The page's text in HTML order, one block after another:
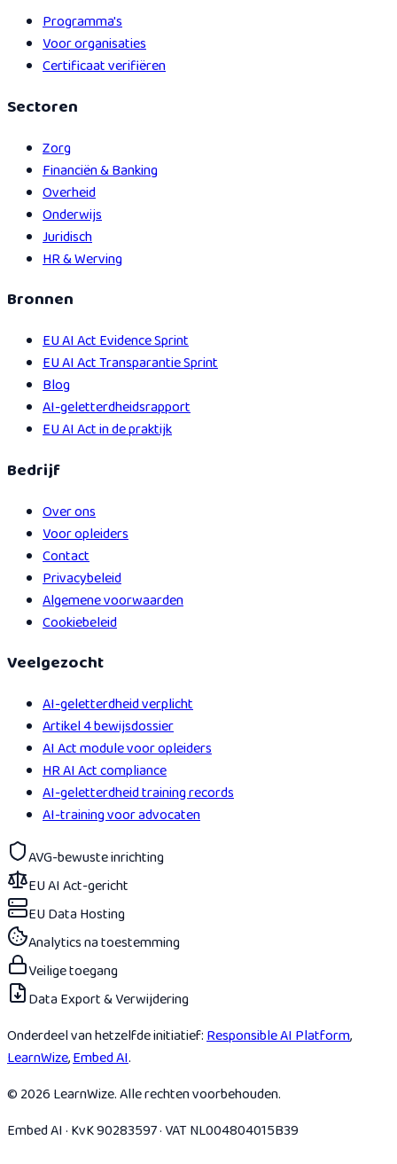
Programma's
Voor organisaties
Certificaat verifiëren
Sectoren
Zorg
Financiën & Banking
Overheid
Onderwijs
Juridisch
HR & Werving
Bronnen
EU AI Act Evidence Sprint
EU AI Act Transparantie Sprint
Blog
AI-geletterdheidsrapport
EU AI Act in de praktijk
Bedrijf
Over ons
Voor opleiders
Contact
Privacybeleid
Algemene voorwaarden
Cookiebeleid
Veelgezocht
AI-geletterdheid verplicht
Artikel 4 bewijsdossier
AI Act module voor opleiders
HR AI Act compliance
AI-geletterdheid training records
AI-training voor advocaten
AVG-bewuste inrichting
EU AI Act-gericht
EU Data Hosting
Analytics na toestemming
Veilige toegang
Data Export & Verwijdering
Onderdeel van hetzelfde initiatief:Responsible AI Platform,
LearnWize,Embed AI.
© 2026 LearnWize. Alle rechten voorbehouden.
Embed AI · KvK 90283597 · VAT NL004804015B39